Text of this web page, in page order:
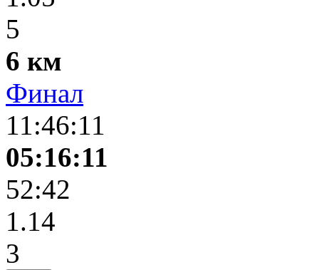
5
6 км
Финал
11:46:11
05:16:11
52:42
1.14
3